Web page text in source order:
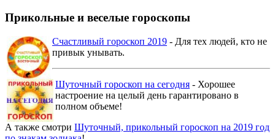
Прикольные и веселые гороскопы
Счастливый гороскоп 2019 - Для тех людей, кто не
привык унывать.
Шуточный гороскоп на сегодня - Хорошее
настроение на целый день гарантировано в
полном объеме!
А также смотри Шуточный, прикольный гороскоп на 2019 год